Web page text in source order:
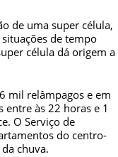
de uma super célula,
de tempo
célula dá origem a
mil relâmpagos e em
às 22 horas e 1
O Serviço de
do centro-
chuva.